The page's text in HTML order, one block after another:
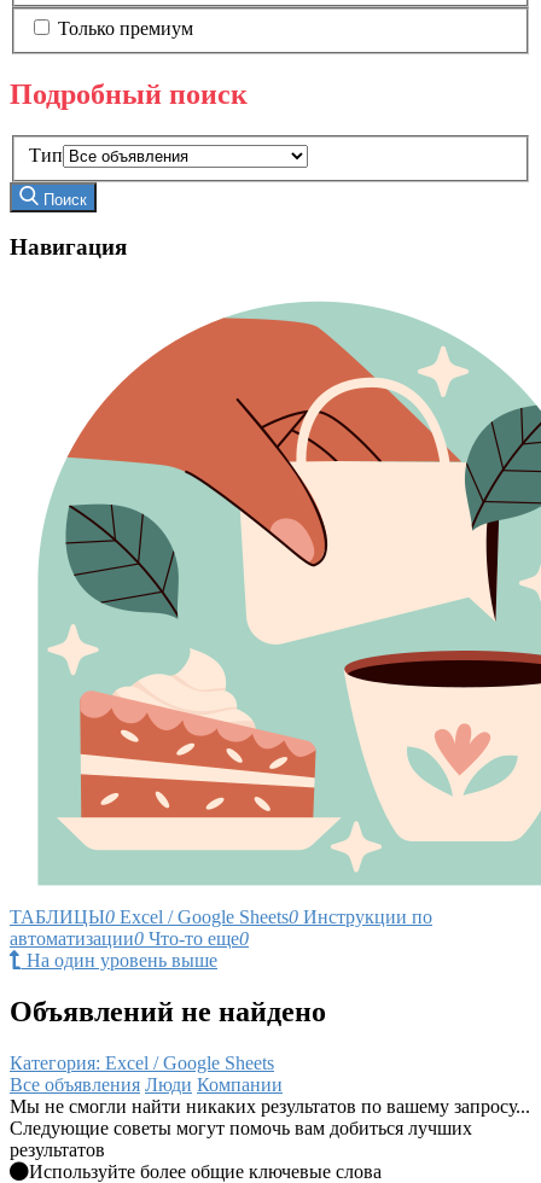
Только премиум
Подробный поиск
Тип
Поиск
Навигация
ТАБЛИЦЫ0 Excel / Google Sheets0 Инструкции по
автоматизации0 Что-то еще0
На один уровень выше
Объявлений не найдено
Категория: Excel / Google Sheets
Все объявления Люди Компании
Мы не смогли найти никаких результатов по вашему запросу...
Следующие советы могут помочь вам добиться лучших
результатов
Используйте более общие ключевые слова